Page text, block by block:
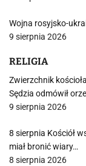
Wojna rosyjsko-
9 sierpnia 2026
RELIGIA
Zwierzchnik
Sędzia odmówił
9 sierpnia 2026
8 sierpnia Kościół
miał bronić wiary…
8 sierpnia 2026